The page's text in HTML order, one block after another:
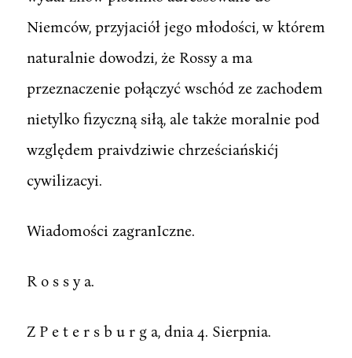
Niemców, przyjaciół jego młodości, w którem
naturalnie dowodzi, że Rossy a ma
przeznaczenie połączyć wschód ze zachodem
nietylko fizyczną siłą, ale także moralnie pod
względem praivdziwie chrześciańskićj
cywilizacyi.
Wiadomości zagranIczne.
R o s s y a.
Z P e t e r s b u r g a, dnia 4. Sierpnia.